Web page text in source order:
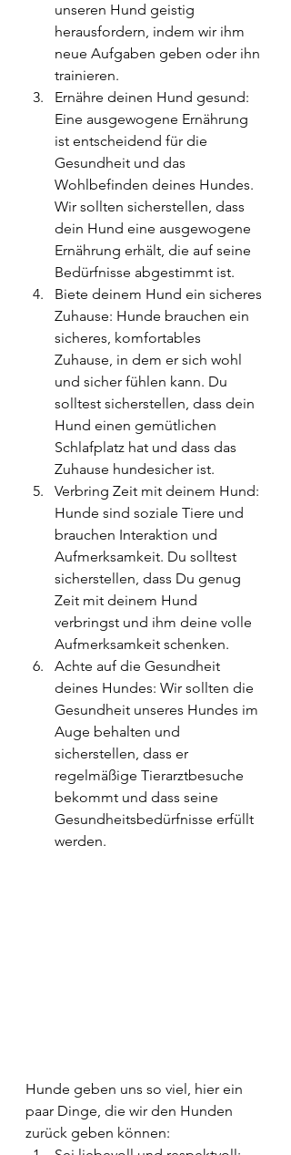
unseren Hund geistig
herausfordern, indem wir ihm
neue Aufgaben geben oder ihn
trainieren.
Ernähre deinen Hund gesund:
Eine ausgewogene Ernährung
ist entscheidend für die
Gesundheit und das
Wohlbefinden deines Hundes.
Wir sollten sicherstellen, dass
dein Hund eine ausgewogene
Ernährung erhält, die auf seine
Bedürfnisse abgestimmt ist.
Biete deinem Hund ein sicheres
Zuhause: Hunde brauchen ein
sicheres, komfortables
Zuhause, in dem er sich wohl
und sicher fühlen kann. Du
solltest sicherstellen, dass dein
Hund einen gemütlichen
Schlafplatz hat und dass das
Zuhause hundesicher ist.
Verbring Zeit mit deinem Hund:
Hunde sind soziale Tiere und
brauchen Interaktion und
Aufmerksamkeit. Du solltest
sicherstellen, dass Du genug
Zeit mit deinem Hund
verbringst und ihm deine volle
Aufmerksamkeit schenken.
Achte auf die Gesundheit
deines Hundes: Wir sollten die
Gesundheit unseres Hundes im
Auge behalten und
sicherstellen, dass er
regelmäßige Tierarztbesuche
bekommt und dass seine
Gesundheitsbedürfnisse erfüllt
werden.
Hunde geben uns so viel, hier ein
paar Dinge, die wir den Hunden
zurück geben können: